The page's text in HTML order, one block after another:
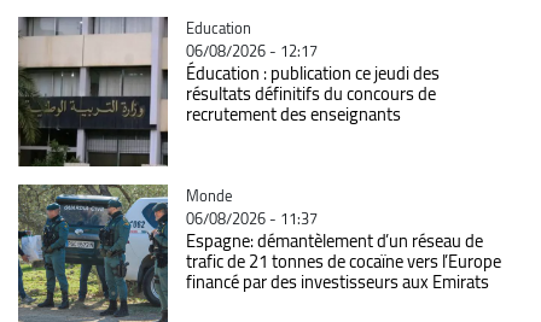
Catégorie
Education
06/08/2026 - 12:17
Éducation : publication ce jeudi des
résultats définitifs du concours de
recrutement des enseignants
Catégorie
Monde
06/08/2026 - 11:37
Espagne: démantèlement d’un réseau de
trafic de 21 tonnes de cocaïne vers l’Europe
financé par des investisseurs aux Emirats